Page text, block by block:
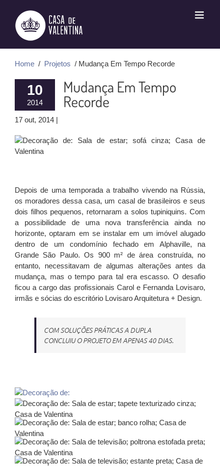
conteúdo
Home / Projetos / Mudança Em Tempo Recorde
10
2014
Mudança Em Tempo
Recorde
17 out, 2014 |
Depois de uma temporada a trabalho vivendo na Rússia,
os moradores dessa casa, um casal de brasileiros e seus
dois filhos pequenos, retornaram a solos tupiniquins. Com
a possibilidade de uma nova transferência ainda no
horizonte, optaram em se instalar em um imóvel alugado
dentro de um condomínio fechado em Alphaville, na
Grande São Paulo. Os 900 m² de área construída, no
entanto, necessitavam de algumas alterações antes da
mudança, mas o tempo para tal era escasso. O desafio
ficou a cargo das profissionais Carol e Fernanda Lovisaro,
irmãs e sócias do escritório Lovisaro Arquitetura + Design.
COM SOLUÇÕES PRÁTICAS A DUPLA
CONCLUIU O PROJETO EM APENAS 40 DIAS.